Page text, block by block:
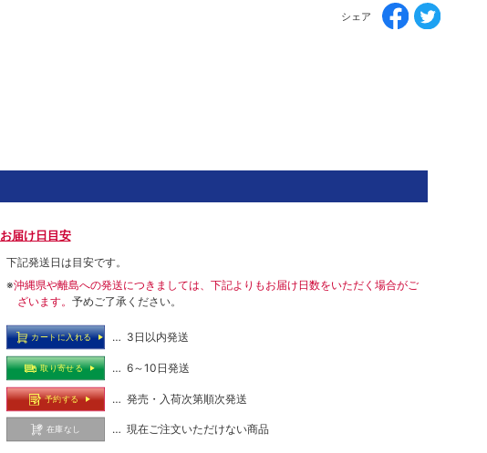
シェア
お届け日目安
下記発送日は目安です。
※沖縄県や離島への発送につきましては、下記よりもお届け日数をいただく場合がご
ざいます。 予めご了承ください。
カートに入れる … 3日以内発送
取り寄せる … 6～10日発送
予約する … 発売・入荷次第順次発送
在庫なし … 現在ご注文いただけない商品